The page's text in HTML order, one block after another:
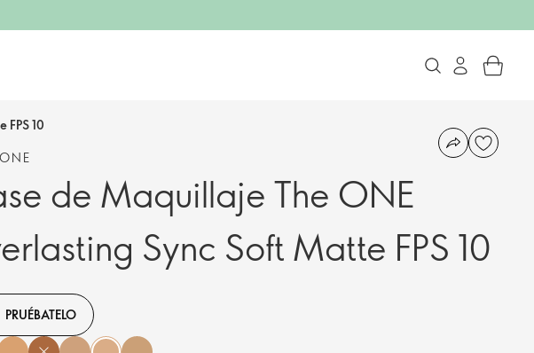
10
de Maquillaje The ONE
Sync Soft Matte FPS 10
PRUÉBATELO